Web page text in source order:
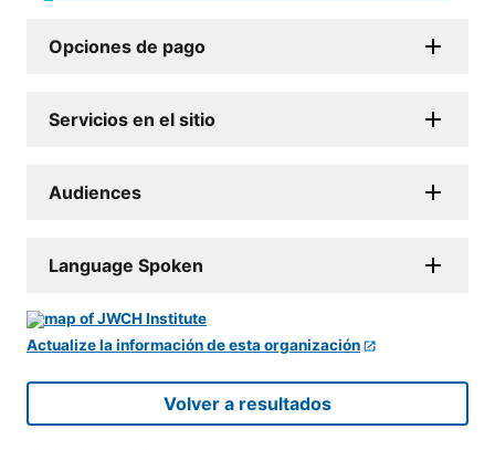
Opciones de pago
Servicios en el sitio
Audiences
Language Spoken
Actualize la información de esta organización
Volver a resultados